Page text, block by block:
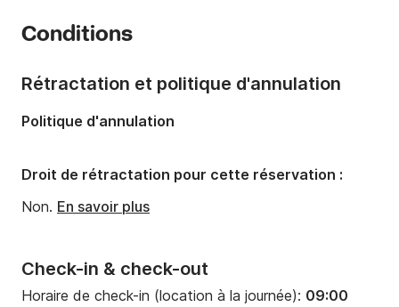
Nombre de couchages:
Nombre de salles de bains:
Tirant d'eau:2m
Puissance moteur:100cv
Conditions
Check-in & check-out
Horaire de check-in (location à la journée): 09:00
Rétractation et politique d'annulation
Politique d'annulation
Droit de rétractation pour cette réservation :
Non. En savoir plus